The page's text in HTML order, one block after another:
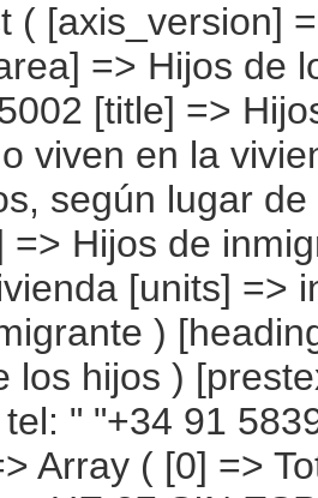
[3] => Reino Unido [4] => Alemania [5] => Rumanía y Bulgaria [6] => Resto UE 27 sin España [7] => Resto países europeos sin España [8] => PAÍSES AFRICANOS [9] => Marruecos [10] => Resto de países africanos [11] => PAÍSES AMERICANOS [12] => Estados Unidos y Canadá [13] => PAÍSES AMERICANOS SIN ESTADOS UNIDOS NI CANADÁ [14] => Ecuador [15] => Colombia [16] => Bolivia [17] => Argentina [18] => Resto de países americanos sin Estados Unidos ni Canadá [19] => PAÍSES ASIÁTICOS Y DE OCEANÍA [20] => China [21] => Resto de países asiáticos y de Oceanía ) [lugar de residencia de los hijos] => Array ( [0] => Total [1] => Viven en otra vivienda de este municipio [2] => Viven en España, pero en otro municipio [3] => Viven en su país de nacimiento [4] => Viven en otro país [5] => Desconocido ) ) [codes] => Array ( ) [map] => Array ( ) [decimals] => 0 [showdecimals] => 0